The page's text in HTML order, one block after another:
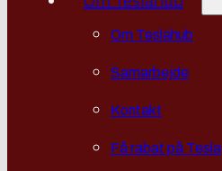
Om Teslahub
Samarbejde
Kontakt
Få rabat på Tesla